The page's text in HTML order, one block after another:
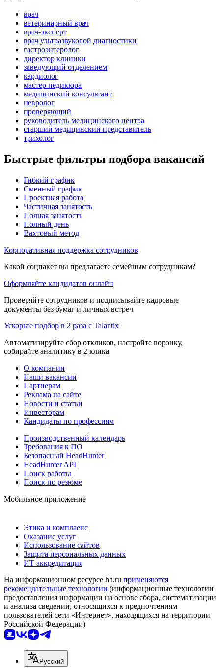
врач
ветеринарный врач
врач-эксперт
врач ультразвуковой диагностики
гастроэнтеролог
директор клиники
заведующий отделением
кардиолог
мастер педикюра
медицинский консультант
невролог
проверяющий
руководитель медицинского центра
старший медицинский представитель
трихолог
Быстрые фильтры подбора вакансий
Гибкий график
Сменный график
Проектная работа
Частичная занятость
Полная занятость
Полный день
Вахтовый метод
Корпоративная поддержка сотрудников
Какой соцпакет вы предлагаете семейным сотрудникам?
Оформляйте кандидатов онлайн
Проверяйте сотрудников и подписывайте кадровые
документы без бумаг и личных встреч
Ускорьте подбор в 2 раза с Talantix
Автоматизируйте сбор откликов, настройте воронку,
собирайте аналитику в 2 клика
О компании
Наши вакансии
Партнерам
Реклама на сайте
Новости и статьи
Инвесторам
Кандидаты по профессиям
Производственный календарь
Требования к ПО
Безопасный HeadHunter
HeadHunter API
Поиск работы
Поиск по резюме
Мобильное приложение
Этика и комплаенс
Оказание услуг
Использование сайтов
Защита персональных данных
ИТ аккредитация
На информационном ресурсе hh.ru применяются
рекомендательные технологии (информационные технологии
предоставления информации на основе сбора, систематизации
и анализа сведений, относящихся к предпочтениям
пользователей сети «Интернет», находящихся на территории
Российской Федерации)
Русский